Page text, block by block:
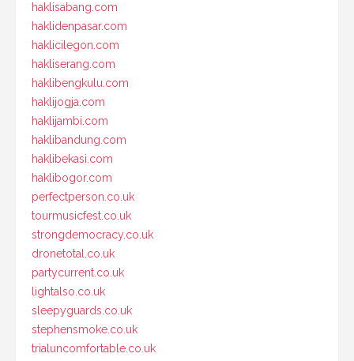
haklisabang.com
haklidenpasar.com
haklicilegon.com
hakliserang.com
haklibengkulu.com
haklijogja.com
haklijambi.com
haklibandung.com
haklibekasi.com
haklibogor.com
perfectperson.co.uk
tourmusicfest.co.uk
strongdemocracy.co.uk
dronetotal.co.uk
partycurrent.co.uk
lightalso.co.uk
sleepyguards.co.uk
stephensmoke.co.uk
trialuncomfortable.co.uk